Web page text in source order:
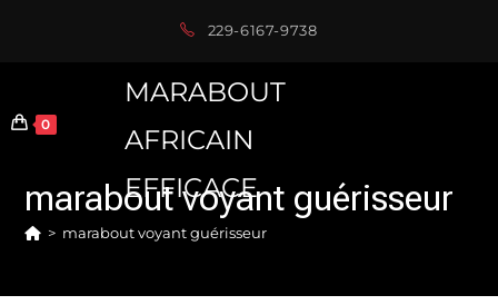
229-6167-9738
0
MARABOUT
AFRICAIN
EFFICACE
marabout voyant guérisseur
> marabout voyant guérisseur